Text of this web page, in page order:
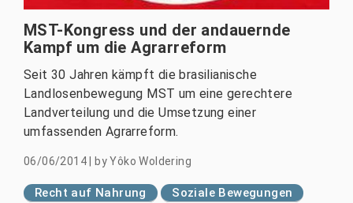
MST-Kongress und der andauernde
Kampf um die Agrarreform
Seit 30 Jahren kämpft die brasilianische
Landlosenbewegung MST um eine gerechtere
Landverteilung und die Umsetzung einer
umfassenden Agrarreform.
06/06/2014 byYôko Woldering
Recht auf Nahrung Soziale Bewegungen